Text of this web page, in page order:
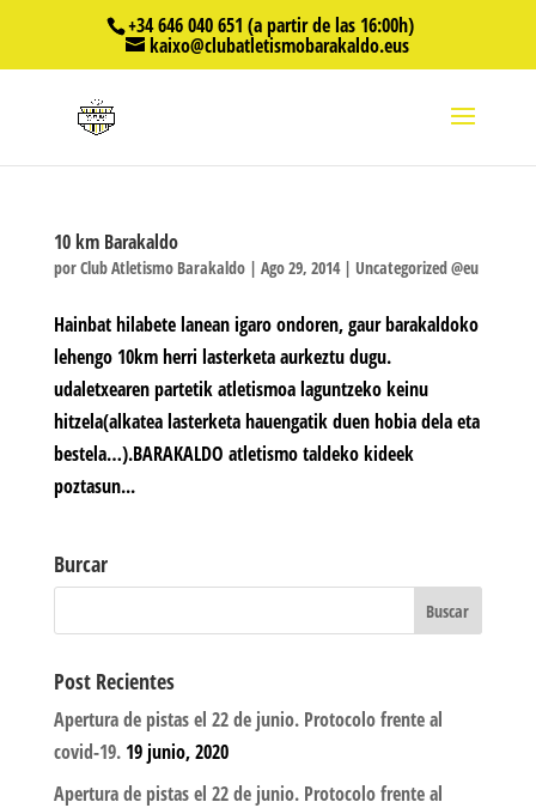
+34 646 040 651 (a partir de las 16:00h)
kaixo@clubatletismobarakaldo.eus
10 km Barakaldo
porClub Atletismo Barakaldo| Ago 29, 2014| Uncategorized @eu
Hainbat hilabete lanean igaro ondoren, gaur barakaldoko
lehengo 10km herri lasterketa aurkeztu dugu.
udaletxearen partetik atletismoa laguntzeko keinu
hitzela(alkatea lasterketa hauengatik duen hobia dela eta
bestela…).BARAKALDO atletismo taldeko kideek
poztasun...
Burcar
Post Recientes
Apertura de pistas el 22 de junio. Protocolo frente al
covid-19. 19 junio, 2020
Apertura de pistas el 22 de junio. Protocolo frente al